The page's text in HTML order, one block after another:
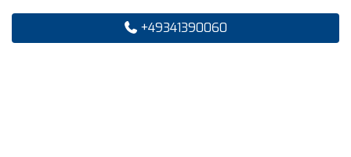
+49341390060